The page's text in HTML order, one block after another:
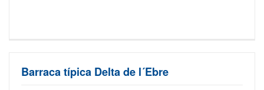
Barraca típica Delta de l´Ebre